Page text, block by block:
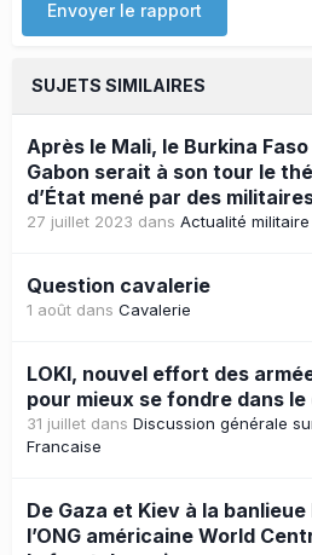
Envoyer le rapport
SUJETS SIMILAIRES
Après le Mali, le Burkina
Gabon serait à son tour le
d’État mené par des
27 juillet 2023 dans Actualité
Question cavalerie
1 août dans Cavalerie
LOKI, nouvel effort des
pour mieux se fondre dans le
31 juillet dans Discussion générale
Francaise
De Gaza et Kiev à la
l’ONG américaine World